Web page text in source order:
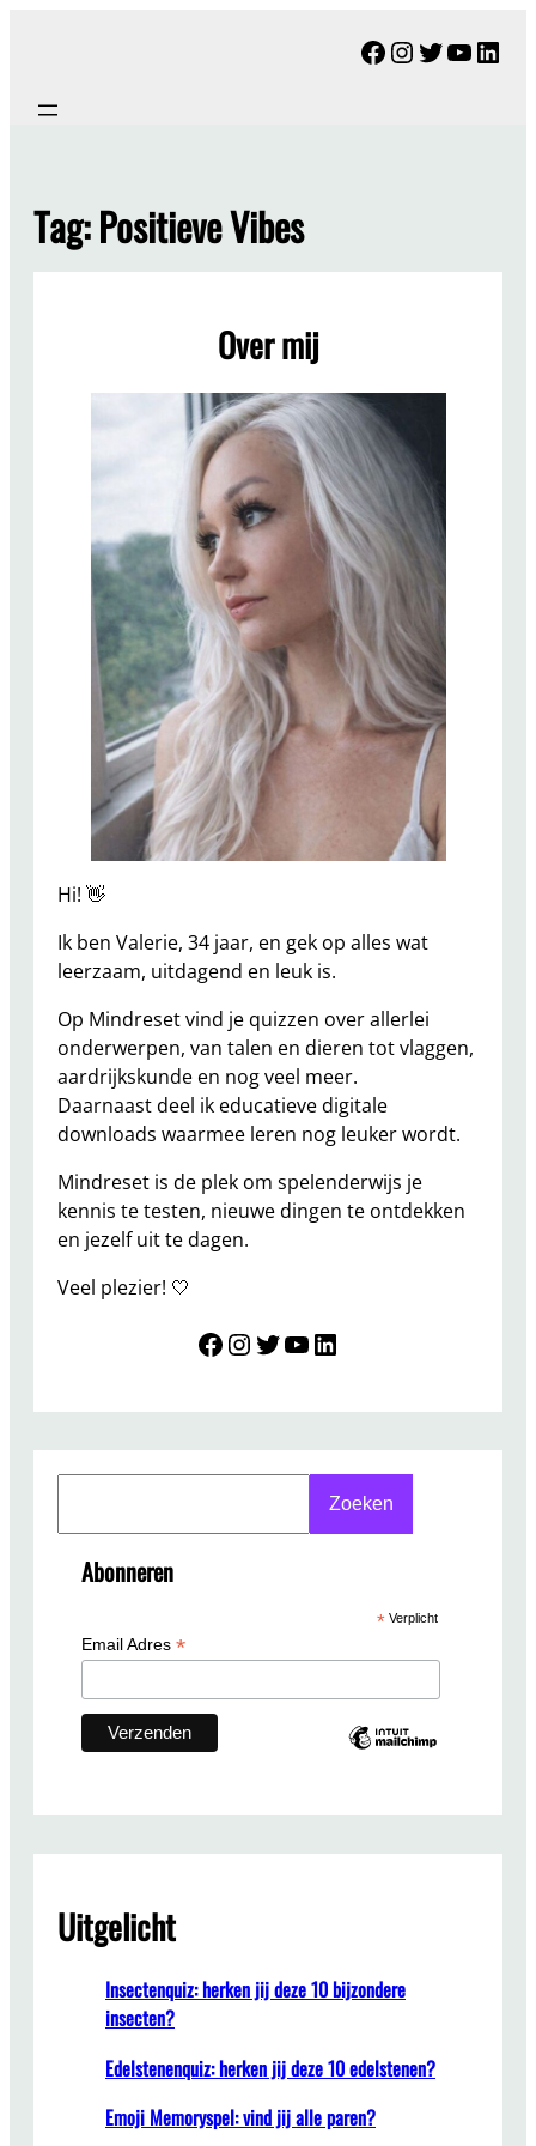
inhoud
Facebook
Instagram
Twitter
Tag:Positieve Vibes
Over mij
Hi! 👋
Ik ben Valerie, 34 jaar, en gek op alles wat
leerzaam, uitdagend en leuk is.
Op Mindreset vind je quizzen over allerlei
onderwerpen, van talen en dieren tot vlaggen,
aardrijkskunde en nog veel meer.
Daarnaast deel ik educatieve digitale
downloads waarmee leren nog leuker wordt.
Mindreset is de plek om spelenderwijs je
kennis te testen, nieuwe dingen te ontdekken
en jezelf uit te dagen.
Veel plezier! 🤍
Mindreset InstagramTwitter YouTube LinkedIn
Zoeken
Abonneren
*Verplicht
Email Adres *
Uitgelicht
Insectenquiz: herken jij deze 10 bijzondere
insecten?
Edelstenenquiz: herken jij deze 10 edelstenen?
Emoji Memoryspel: vind jij alle paren?